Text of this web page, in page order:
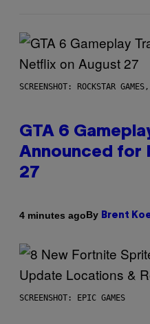
SCREENSHOT: ROCKSTAR
GTA 6
Announced for
27
4 minutes agoBy Brent
SCREENSHOT: EPIC GAMES